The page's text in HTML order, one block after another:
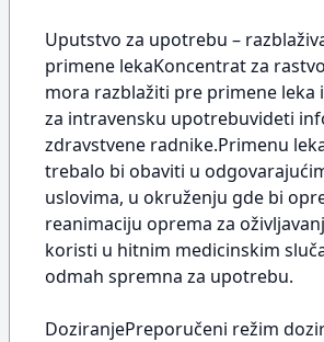
Uputstvo za upotrebu –
primene lekaKoncentrat za
mora razblažiti pre primene leka
za intravensku upotrebuvideti
zdravstvene radnike.Primenu
trebalo bi obaviti u
uslovima, u okruženju gde bi
reanimaciju oprema za
koristi u hitnim medicinskim
odmah spremna za upotrebu.
DoziranjePreporučeni režim